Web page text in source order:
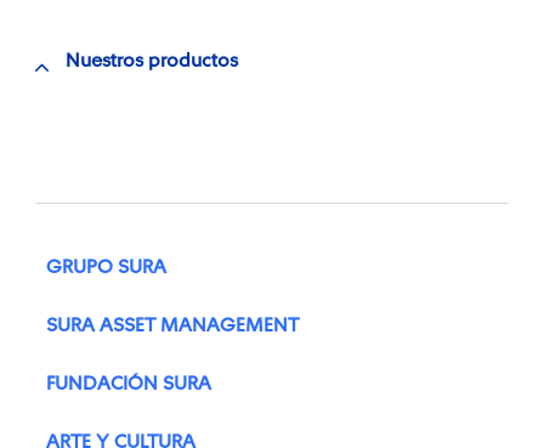
Nuestros productos
GRUPO SURA
SURA ASSET MANAGEMENT
FUNDACIÓN SURA
ARTE Y CULTURA